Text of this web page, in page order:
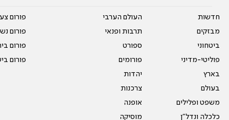
חדשות
מבזקים
ביטחוני
פוליטי-מדיני
בארץ
בעולם
משפט ופלילים
כלכלה ונדל"ן
העולם הערבי
תרבות ופנאי
ספורט
פורומים
יהדות
צרכנות
אופנה
מוסיקה
פורום
פורום
פורום
פורום